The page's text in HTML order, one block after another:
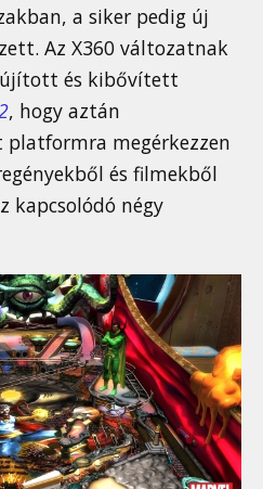
a siker pedig új
Az X360 változatnak
és kibővített
, hogy aztán
megérkezzen
és filmekből
kapcsolódó négy